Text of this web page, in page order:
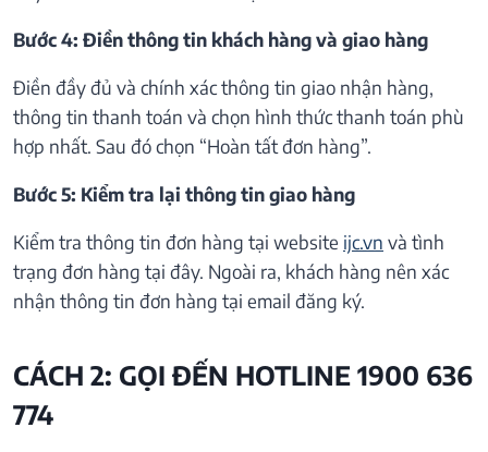
Bước 4: Điền thông tin khách hàng và giao hàng
Điền đầy đủ và chính xác thông tin giao nhận hàng,
thông tin thanh toán và chọn hình thức thanh toán phù
hợp nhất. Sau đó chọn “Hoàn tất đơn hàng”.
Bước 5: Kiểm tra lại thông tin giao hàng
Kiểm tra thông tin đơn hàng tại website ijc.vn và tình
trạng đơn hàng tại đây. Ngoài ra, khách hàng nên xác
nhận thông tin đơn hàng tại email đăng ký.
CÁCH 2: GỌI ĐẾN HOTLINE 1900 636
774